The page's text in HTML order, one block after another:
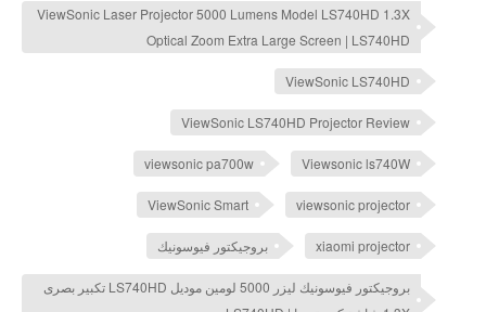
ViewSonic Laser Projector 5000 Lumens Model LS740HD 1.3X
Optical Zoom Extra Large Screen | LS740HD
ViewSonic LS740HD
ViewSonic LS740HD Projector Review
Viewsonic ls740W
viewsonic pa700w
viewsonic projector
ViewSonic Smart
xiaomi projector بروجيكتور فيوسونيك
بروجيكتور فيوسونيك ليزر 5000 لومين موديل LS740HD تكبير بصرى